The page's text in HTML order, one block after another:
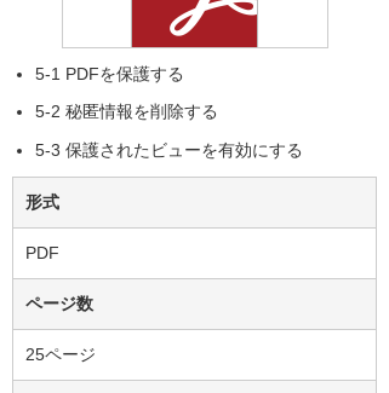
5-1 PDFを保護する
5-2 秘匿情報を削除する
5-3 保護されたビューを有効にする
形式
PDF
ページ数
25ページ